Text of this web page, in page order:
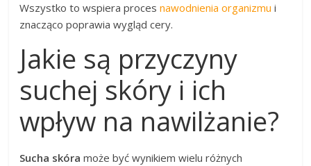
Wszystko to wspiera procesnawodnienia organizmu i
znacząco poprawia wygląd cery.
Jakie są przyczyny
suchej skóry i ich
wpływ na nawilżanie?
Sucha skóra może być wynikiem wielu różnych